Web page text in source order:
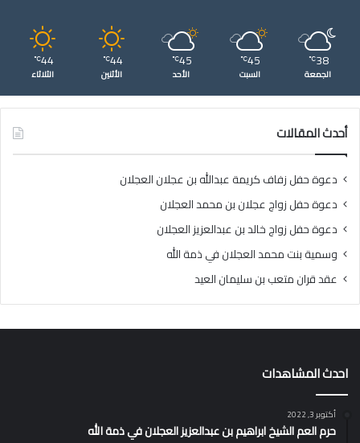
38
℃
الجمعة
45
℃
السبت
45
℃
الأحد
44
℃
الأثنين
44
℃
الثلاثاء
أحدث المقالات
دعوة حفل زفاف كريمة عبدالله بن عجلان العجلان
دعوة حفل زواج عجلان بن محمد العجلان
دعوة حفل زواج خالد بن عبدالعزيز العجلان
وسمية بنت محمد العجلان في ذمة الله
عقد قران متعب بن سليمان العيد
احدث المشاهدات
أكتوبر 3, 2022
حرم العم الشيخ ابراهيم بن عبدالعزيز العجلان في ذمة الله